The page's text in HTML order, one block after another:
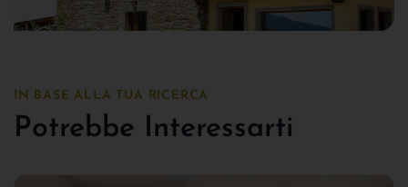
IN BASE ALLA TUA RICERCA
Potrebbe Interessarti